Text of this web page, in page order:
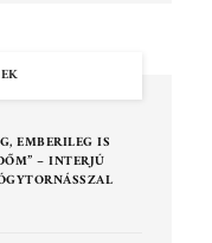
EMBERILEG IS
– INTERJÚ